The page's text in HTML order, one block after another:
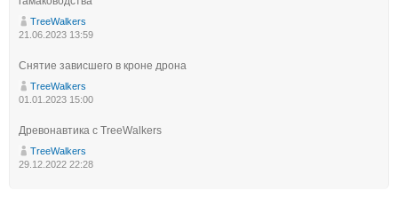
TreeWalkers
21.06.2023 13:59
Снятие зависшего в кроне дрона
TreeWalkers
01.01.2023 15:00
Древонавтика с TreeWalkers
TreeWalkers
29.12.2022 22:28